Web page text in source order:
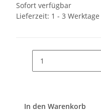
Sofort verfügbar
Lieferzeit: 1 - 3 Werktage
In den Warenkorb